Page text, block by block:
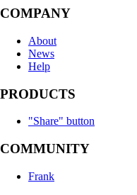
COMPANY
About
News
Help
PRODUCTS
"Share" button
COMMUNITY
Frank